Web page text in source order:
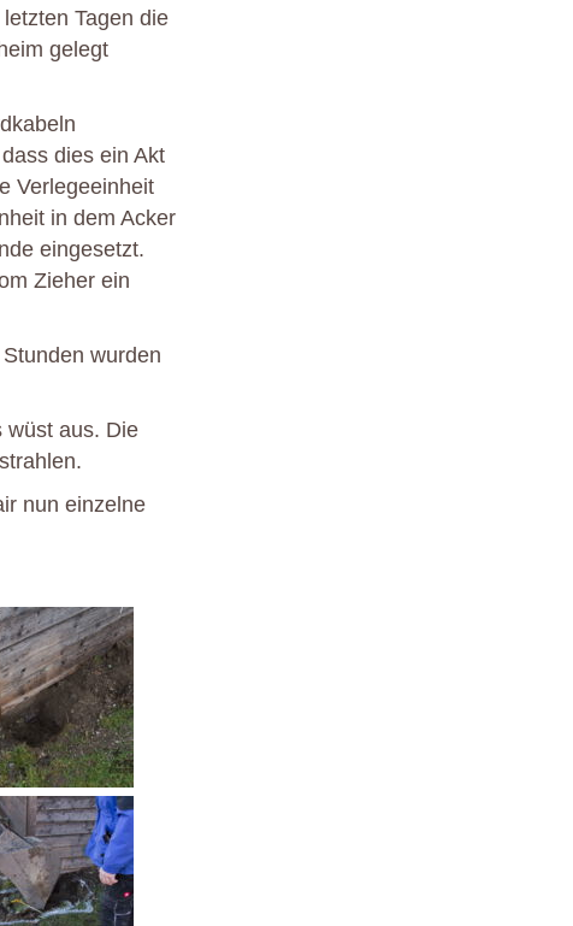
Tagen die
gelegt
dies ein Akt
Verlegeeinheit
in dem Acker
eingesetzt.
Zieher ein
wurden
wüst aus. Die
nun einzelne